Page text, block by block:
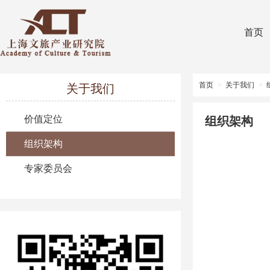
首页
首页 > 关于我们 >
组织架构
关于我们
价值定位
组织架构
专家委员会